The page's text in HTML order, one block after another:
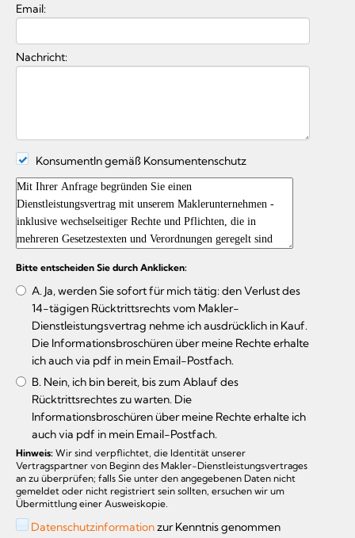
Email:
Nachricht:
KonsumentIn gemäß Konsumentenschutz
Bitte entscheiden Sie durch Anklicken:
A. Ja, werden Sie sofort für mich tätig: den Verlust des
14-tägigen Rücktrittsrechts vom Makler-
Dienstleistungsvertrag nehme ich ausdrücklich in Kauf.
Die Informationsbroschüren über meine Rechte erhalte
ich auch via pdf in mein Email-Postfach.
B. Nein, ich bin bereit, bis zum Ablauf des
Rücktrittsrechtes zu warten. Die
Informationsbroschüren über meine Rechte erhalte ich
auch via pdf in mein Email-Postfach.
Hinweis: Wir sind verpflichtet, die Identität unserer
Vertragspartner von Beginn des Makler-Dienstleistungsvertrages
an zu überprüfen; falls Sie unter den angegebenen Daten nicht
gemeldet oder nicht registriert sein sollten, ersuchen wir um
Übermittlung einer Ausweiskopie.
Datenschutzinformationzur Kenntnis genommen